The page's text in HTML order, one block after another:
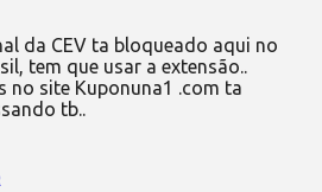
da CEV ta bloqueado aqui no
tem que usar a extensão..
no site Kuponuna1 .com ta
tb..